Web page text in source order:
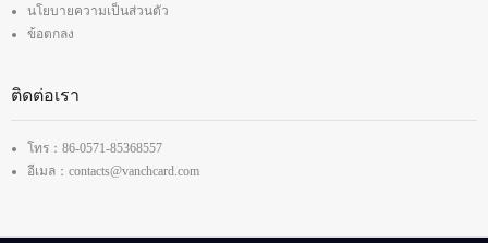
นโยบายความเป็นส่วนตัว
ข้อตกลง
ติดต่อเรา
โทร：86-0571-85368557
อีเมล：contacts@vanchcard.com